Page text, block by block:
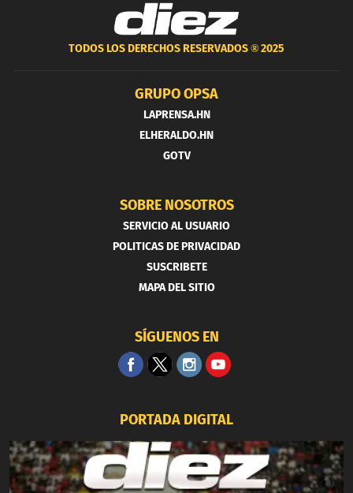
TODOS LOS DERECHOS RESERVADOS ®2025
GRUPO OPSA
LAPRENSA.HN
ELHERALDO.HN
GOTV
SOBRE NOSOTROS
SERVICIO AL USUARIO
POLITICAS DE PRIVACIDAD
SUSCRIBETE
MAPA DEL SITIO
SÍGUENOS EN
PORTADA DIGITAL